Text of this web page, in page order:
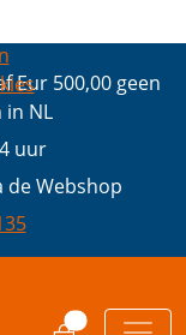
Eur 500,00 geen
in NL
uur
de Webshop